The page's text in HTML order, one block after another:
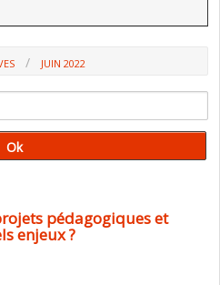
JUIN 2022
pédagogiques et
enjeux ?